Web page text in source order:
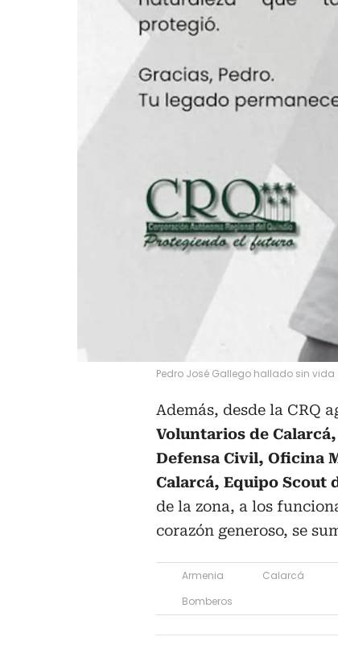
Pedro José Gallego hallado sin
Además, desde la CRQ
Voluntarios de
Defensa Civil, Oficina
Calarcá, Equipo Scout
de la zona, a los
corazón generoso, se
Armenia Calarcá
Bomberos